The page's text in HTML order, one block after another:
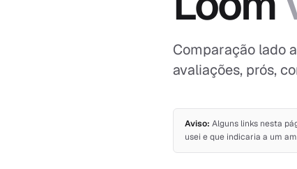
Comparação lado
avaliações, prós,
Aviso: Alguns links nesta
usei e que indicaria a um